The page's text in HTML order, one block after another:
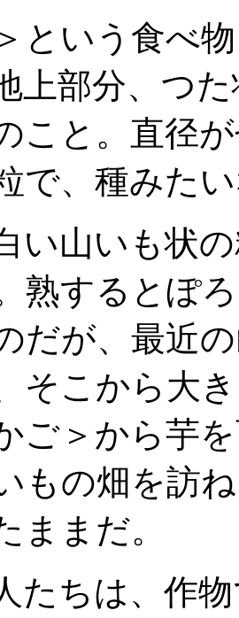
という食べ
上部分、つ
こと 。直径
で、種みた
い山いも状
熟するとぽ
だが、最近
そこから大
ご＞から芋
もの畑を訪
ままだ。
たちは、作